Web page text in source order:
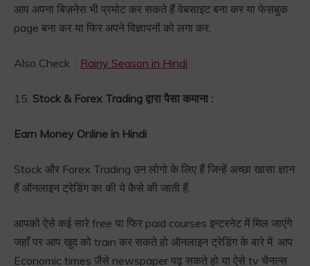
आप अपना बिज़नेस भी प्रमोट कर सकते हैं वेबसाइट बना कर या फेसबुक
page बना कर या फिर अपने विज्ञापनों को लगा कर.
Also Check : Rainy Season in Hindi
15. Stock & Forex Trading द्वारा पैसा कमाना :
Earn Money Online in Hindi
Stock और Forex Trading उन लोगो के लिए हैं जिन्हें अच्छा खासा ज्ञान
हैं ऑनलाइन ट्रेडिंग का की ये कैसे की जाती हैं.
आपको ऐसे कई सारे free या फिर paid courses इन्टरनेट में मिल जाएंगे
जहाँ पर आप खुद को train कर सकते हो ऑनलाइन ट्रेडिंग के बारे में. आप
Economic times जैसे newspaper पढ़ सकते हो या ऐसे tv चैनल्स